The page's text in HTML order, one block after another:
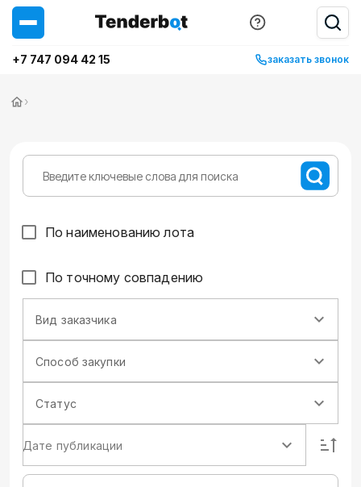
+7 747 094 42 15 заказать звонок
›
По наименованию лота
По точному совпадению
Вид заказчика
Способ закупки
Статус
Дате публикации